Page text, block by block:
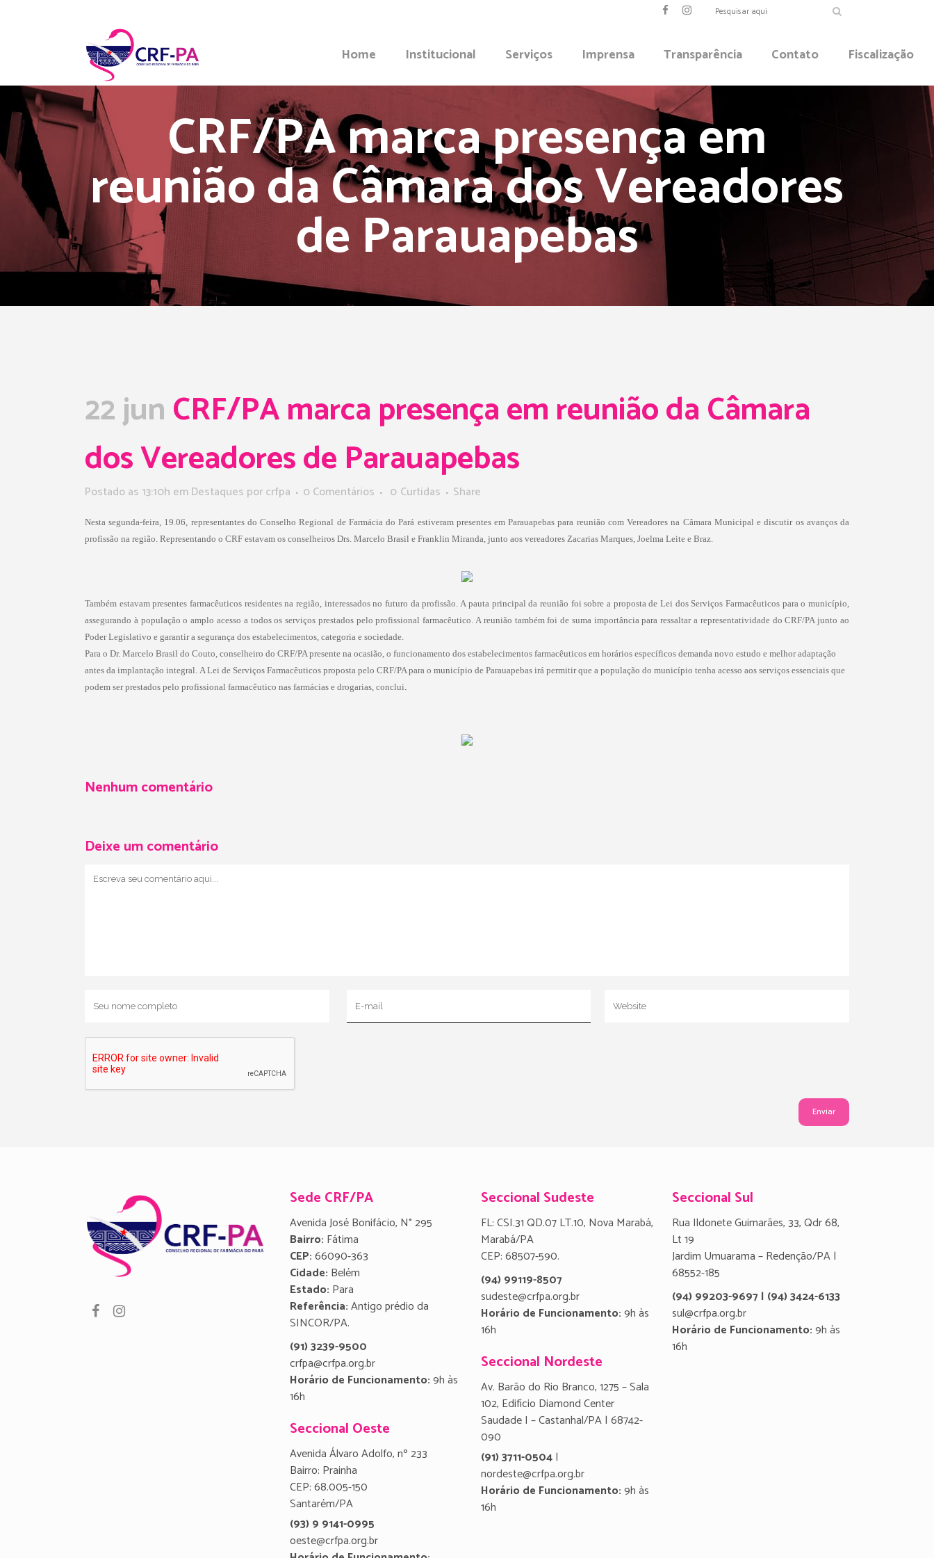
Home Institucional Serviços Imprensa Transparência Contato Fiscalização
CRF/PA marca presença em
reunião da Câmara dos Vereadores
de Parauapebas
22 junCRF/PA marca presença em reunião da Câmara
dos Vereadores de Parauapebas
Postado as 13:10h emDestaques porcrfpa 0 Comentários 0 Curtidas Share
Nesta segunda-feira, 19.06, representantes do Conselho Regional de Farmácia do Pará estiveram presentes em Parauapebas para reunião com Vereadores na Câmara Municipal e discutir os avanços da
profissão na região. Representando o CRF estavam os conselheiros Drs. Marcelo Brasil e Franklin Miranda, junto aos vereadores Zacarias Marques, Joelma Leite e Braz.
Também estavam presentes farmacêuticos residentes na região, interessados no futuro da profissão. A pauta principal da reunião foi sobre a proposta de Lei dos Serviços Farmacêuticos para o município,
assegurando à população o amplo acesso a todos os serviços prestados pelo profissional farmacêutico. A reunião também foi de suma importância para ressaltar a representatividade do CRF/PA junto ao
Poder Legislativo e garantir a segurança dos estabelecimentos, categoria e sociedade.
Para o Dr. Marcelo Brasil do Couto, conselheiro do CRF/PA presente na ocasião, o funcionamento dos estabelecimentos farmacêuticos em horários específicos demanda novo estudo e melhor adaptação
antes da implantação integral. A Lei de Serviços Farmacêuticos proposta pelo CRF/PA para o município de Parauapebas irá permitir que a população do município tenha acesso aos serviços essenciais que
podem ser prestados pelo profissional farmacêutico nas farmácias e drogarias, conclui.
Nenhum comentário
Deixe um comentário
Sede CRF/PA
Avenida José Bonifácio, N° 295
Bairro: Fátima
CEP:66090-363
Cidade: Belém
Estado: Para
Referência:Antigo prédio da
SINCOR/PA.
(91) 3239-9500
crfpa@crfpa.org.br
Horário de Funcionamento:9h às
16h
Seccional Oeste
Avenida Álvaro Adolfo, nº 233
Bairro: Prainha
CEP: 68.005-150
Santarém/PA
(93) 9 9141-0995
oeste@crfpa.org.br
Seccional Sudeste
FL: CSI.31 QD.07 LT.10, Nova Marabá,
Marabá/PA
CEP: 68507-590.
(94) 99119-8507
sudeste@crfpa.org.br
Horário de Funcionamento:9h às
16h
Seccional Nordeste
Av. Barão do Rio Branco, 1275 – Sala
102, Edifício Diamond Center
Saudade I – Castanhal/PA | 68742-
090
(91) 3711-0504|
nordeste@crfpa.org.br
Horário de Funcionamento:9h às
16h
Seccional Sul
Rua Ildonete Guimarães, 33, Qdr 68,
Lt 19
Jardim Umuarama – Redenção/PA |
68552-185
(94) 99203-9697 | (94) 3424-6133
sul@crfpa.org.br
Horário de Funcionamento:9h às
16h